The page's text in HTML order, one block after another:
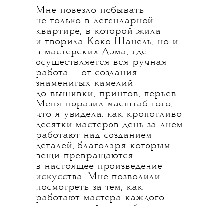
Мне повезло побывать
не только в легендарной
квартире, в которой жила
и творила Коко Шанель, но и
в мастерских Дома, где
осуществляется вся ручная
работа — от создания
знаменитых камелий
до вышивки, принтов, перьев.
Меня поразил масштаб того,
что я увидела: как кропотливо
десятки мастеров день за днем
работают над созданием
деталей, благодаря которым
вещи превращаются
в настоящее произведение
искусства. Мне позволили
посмотреть за тем, как
работают мастера каждого